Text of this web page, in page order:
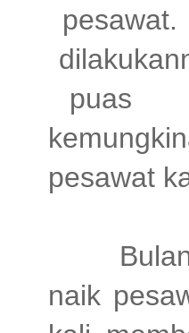
pesawat.
puas
pesawat
naik